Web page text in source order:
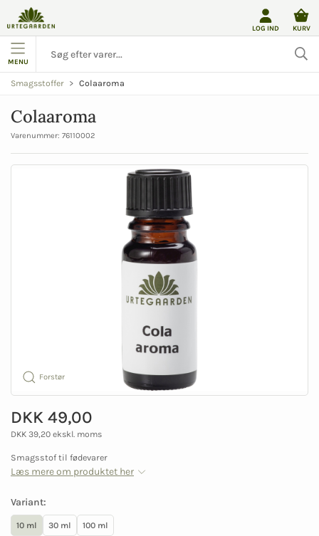
LOG IND KURV
MENU
Smagsstoffer Colaaroma
Colaaroma
Varenummer: 76110002
Forstør
DKK 49,00
DKK 39,20 ekskl. moms
Smagsstof til fødevarer
Læs mere om produktet her
Variant:
10 ml 30 ml 100 ml